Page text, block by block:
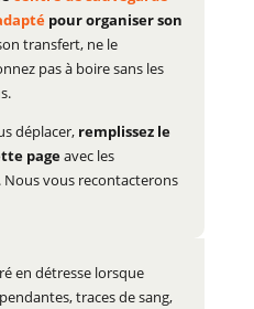
pour organiser son
transfert, ne le
pas à boire sans les
déplacer, remplissez le
pageavec les
vous recontacterons
en détresse lorsque
traces de sang,